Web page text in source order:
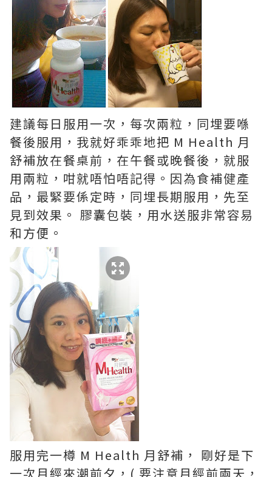
建議每日服用一次，每次兩粒，同埋要喺
餐後服用，我就好乖乖地把 M Health 月
舒補放在餐桌前，在午餐或晚餐後，就服
用兩粒，咁就唔怕唔記得。因為食補健產
品，最緊要係定時，同埋長期服用，先至
見到效果。 膠囊包裝，用水送服非常容易
和方便。
服用完一樽 M Health 月舒補， 剛好是下
一次月經來潮前夕，( 要注意月經前兩天，